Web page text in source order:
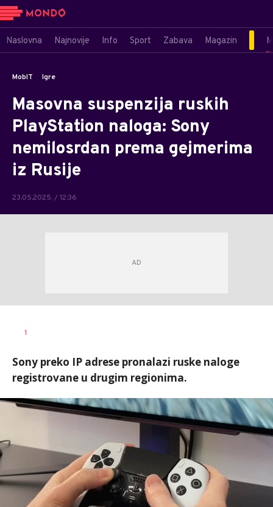
Naslovna Najnovije Info Sport Zabava Magazin
MobIT Igre
Masovna suspenzija ruskih
PlayStation naloga: Sony
nemilosrdan prema gejmerima
iz Rusije
23.05.2025. / 12:36
AUTOR
1
Sony preko IP adrese pronalazi ruske naloge
registrovane u drugim regionima.